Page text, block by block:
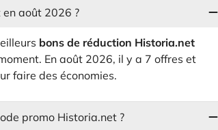
août 2026 ?
bons de réduction Historia.net
En août 2026, il y a 7 offres et
faire des économies.
promo Historia.net ?